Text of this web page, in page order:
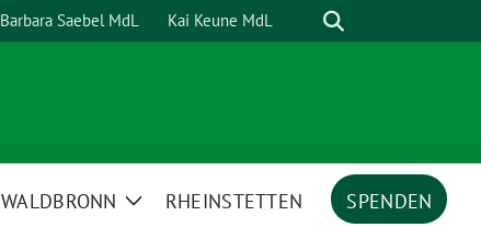
Barbara Saebel MdL Kai Keune MdL Suche
WALDBRONN
ZeigeRHEINSTETTEN SPENDEN